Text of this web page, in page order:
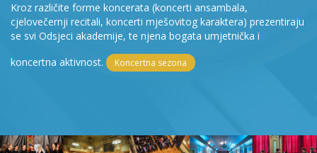
Kroz različite forme koncerata (koncerti ansambala,
cjelovečernji recitali, koncerti mješovitog karaktera) prezentiraju
se svi Odsjeci akademije, te njena bogata umjetnička i
koncertna aktivnost.
Koncertna sezona